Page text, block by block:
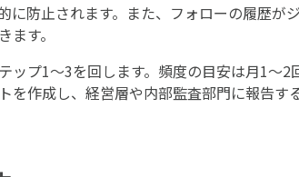
に防止されます。また、フォローの履歴が
す。
ップ1〜3を回します。頻度の目安は月1〜2
を作成し、経営層や内部監査部門に報告す